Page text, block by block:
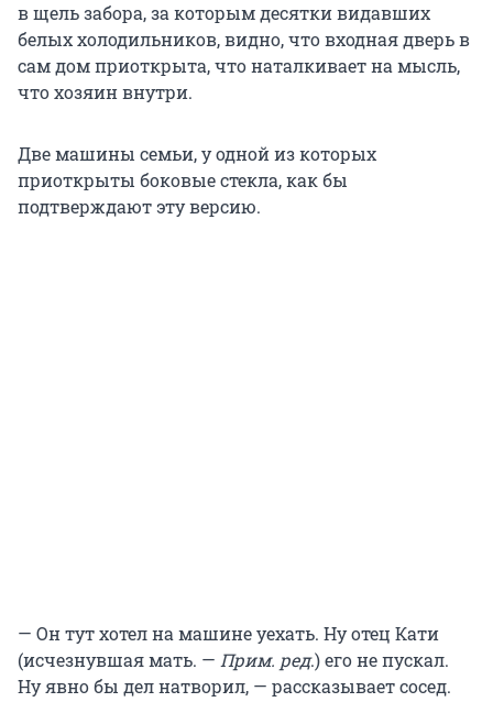
в щель забора, за которым десятки видавших
белых холодильников, видно, что входная дверь в
сам дом приоткрыта, что наталкивает на мысль,
что хозяин внутри.
Две машины семьи, у одной из которых
приоткрыты боковые стекла, как бы
подтверждают эту версию.
— Он тут хотел на машине уехать. Ну отец Кати
(исчезнувшая мать. — Прим. ред.) его не пускал.
Ну явно бы дел натворил, — рассказывает сосед.